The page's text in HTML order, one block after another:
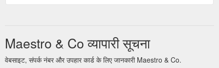
Maestro & Co व्यापारी सूचना
वेबसाइट, संपर्क नंबर और उपहार कार्ड के लिए जानकारी Maestro & Co.